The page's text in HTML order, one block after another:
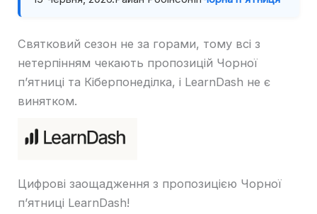
Святковий сезон не за горами, тому всі з
нетерпінням чекають пропозицій Чорної
п’ятниці та Кіберпонеділка, і LearnDash не є
винятком.
Цифрові заощадження з пропозицією Чорної
п’ятниці LearnDash!